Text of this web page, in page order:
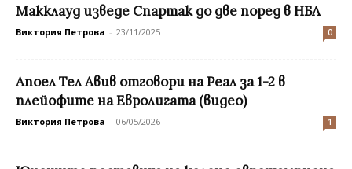
Макклауд изведе Спартак до две поред в НБЛ
Виктория Петрова - 23/11/2025 0
Апоел Тел Авив отговори на Реал за 1-2 в
плейофите на Евролигата (видео)
Виктория Петрова - 06/05/2026 1